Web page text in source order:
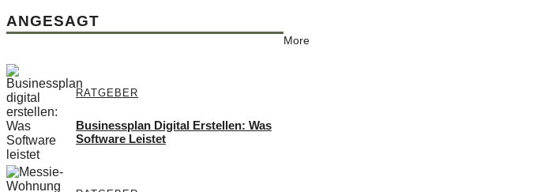
ANGESAGT
More
RATGEBER
Businessplan Digital Erstellen: Was
Software Leistet